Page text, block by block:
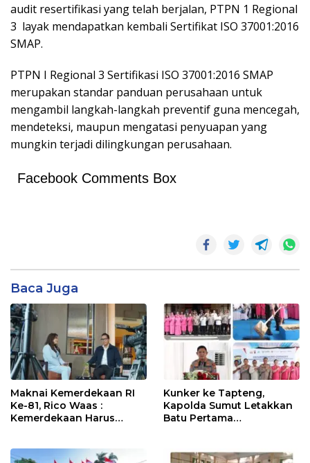
audit resertifikasi yang telah berjalan, PTPN 1 Regional
3 layak mendapatkan kembali Sertifikat ISO 37001:2016
SMAP.
PTPN I Regional 3 Sertifikasi ISO 37001:2016 SMAP
merupakan standar panduan perusahaan untuk
mengambil langkah-langkah preventif guna mencegah,
mendeteksi, maupun mengatasi penyuapan yang
mungkin terjadi dilingkungan perusahaan.
Facebook Comments Box
Baca Juga
Maknai Kemerdekaan RI
Ke-81, Rico Waas :
Kemerdekaan Harus
Pelayanan Primer
Kunker ke Tapteng,
Kapolda Sumut Letakkan
Batu Pertama